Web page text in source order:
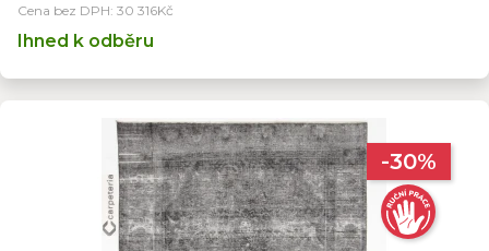
Cena bez DPH: 30 316Kč
Ihned k odběru
-30%